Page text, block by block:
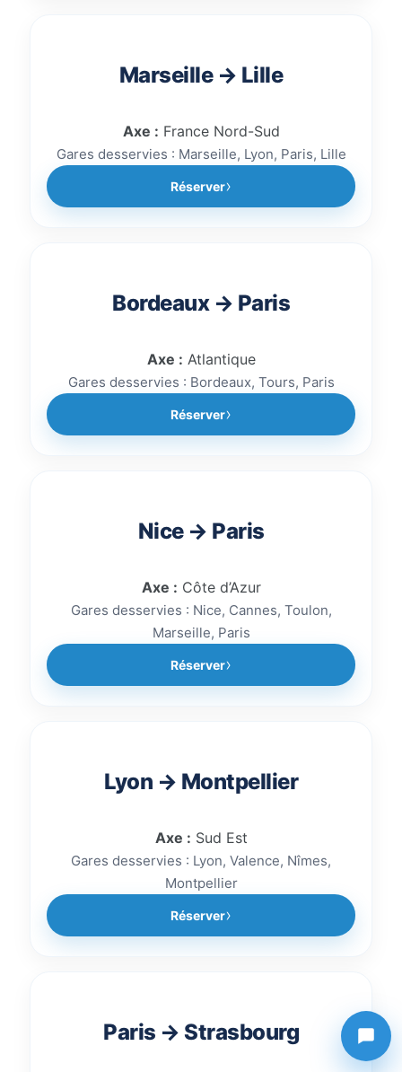
Marseille → Lille
Axe : France Nord-Sud
Gares desservies : Marseille, Lyon, Paris, Lille
Réserver
Bordeaux → Paris
Axe : Atlantique
Gares desservies : Bordeaux, Tours, Paris
Réserver
Nice → Paris
Axe : Côte d’Azur
Gares desservies : Nice, Cannes, Toulon,
Marseille, Paris
Réserver
Lyon → Montpellier
Axe : Sud Est
Gares desservies : Lyon, Valence, Nîmes,
Montpellier
Réserver
Paris → Strasbourg